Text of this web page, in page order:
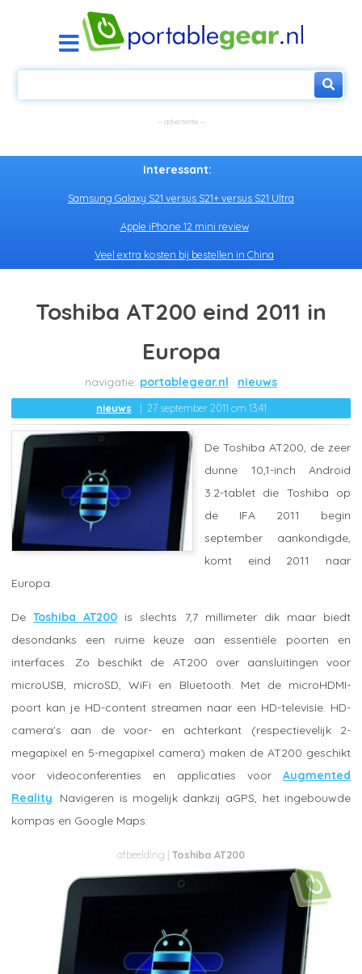
Interessant:
Samsung Galaxy S21 versus S21+ versus S21 Ultra
Apple iPhone 12 mini review
Veel extra kosten bij bestellen in China
Toshiba AT200 eind 2011 in
Europa
portablegear.nl nieuws
nieuws 27 september 2011 om 13:41
De Toshiba AT200, de zeer
dunne 10,1-inch Android
3.2-tablet die Toshiba op
de IFA 2011 begin
september aankondigde,
komt eind 2011 naar
Europa.
DeToshiba AT200 is slechts 7,7 millimeter dik maar biedt
desondanks een ruime keuze aan essentiële poorten en
interfaces. Zo beschikt de AT200 over aansluitingen voor
microUSB, microSD, WiFi en Bluetooth. Met de microHDMI-
poort kan je HD-content streamen naar een HD-televisie. HD-
camera's aan de voor- en achterkant (respectievelijk 2-
megapixel en 5-megapixel camera) maken de AT200 geschikt
voor videoconferenties en applicaties voor Augmented
Reality . Navigeren is mogelijk dankzij aGPS, het ingebouwde
kompas en Google Maps.
Toshiba AT200